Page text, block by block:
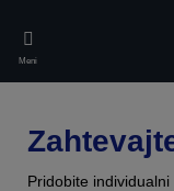
main
content
Meni
Pridobite